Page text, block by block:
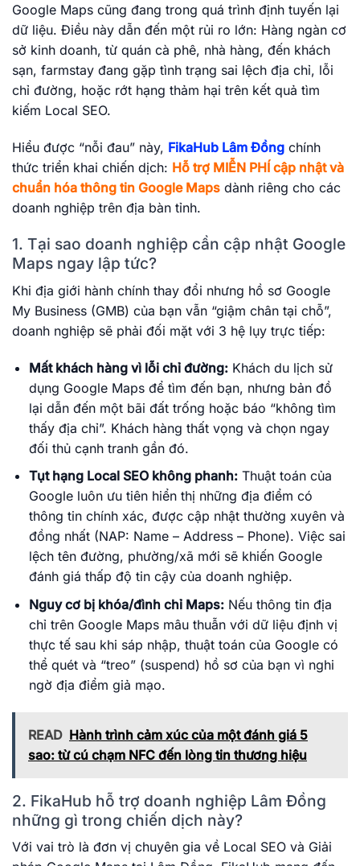
Google Maps cũng đang trong quá trình định tuyến lại
dữ liệu. Điều này dẫn đến một rủi ro lớn: Hàng ngàn cơ
sở kinh doanh, từ quán cà phê, nhà hàng, đến khách
sạn, farmstay đang gặp tình trạng sai lệch địa chỉ, lỗi
chỉ đường, hoặc rớt hạng thảm hại trên kết quả tìm
kiếm Local SEO.
Hiểu được “nỗi đau” này, FikaHub Lâm Đồng chính
thức triển khai chiến dịch: Hỗ trợ MIỄN PHÍ cập nhật và
chuẩn hóa thông tin Google Maps dành riêng cho các
doanh nghiệp trên địa bàn tỉnh.
1. Tại sao doanh nghiệp cần cập nhật Google
Maps ngay lập tức?
Khi địa giới hành chính thay đổi nhưng hồ sơ Google
My Business (GMB) của bạn vẫn “giậm chân tại chỗ”,
doanh nghiệp sẽ phải đối mặt với 3 hệ lụy trực tiếp:
Mất khách hàng vì lỗi chỉ đường:Khách du lịch sử
dụng Google Maps để tìm đến bạn, nhưng bản đồ
lại dẫn đến một bãi đất trống hoặc báo “không tìm
thấy địa chỉ”. Khách hàng thất vọng và chọn ngay
đối thủ cạnh tranh gần đó.
Tụt hạng Local SEO không phanh:Thuật toán của
Google luôn ưu tiên hiển thị những địa điểm có
thông tin chính xác, được cập nhật thường xuyên và
đồng nhất (NAP: Name – Address – Phone). Việc sai
lệch tên đường, phường/xã mới sẽ khiến Google
đánh giá thấp độ tin cậy của doanh nghiệp.
Nguy cơ bị khóa/đình chỉ Maps:Nếu thông tin địa
chỉ trên Google Maps mâu thuẫn với dữ liệu định vị
thực tế sau khi sáp nhập, thuật toán của Google có
thể quét và “treo” (suspend) hồ sơ của bạn vì nghi
ngờ địa điểm giả mạo.
READ Hành trình cảm xúc của một đánh giá 5
sao: từ cú chạm NFC đến lòng tin thương hiệu
2. FikaHub hỗ trợ doanh nghiệp Lâm Đồng
những gì trong chiến dịch này?
Với vai trò là đơn vị chuyên gia về Local SEO và Giải